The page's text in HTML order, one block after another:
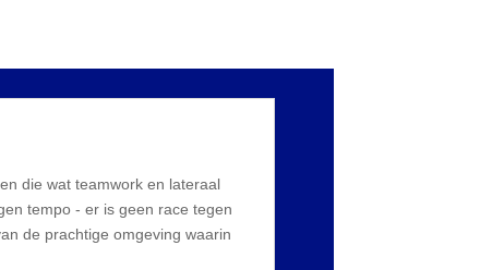
die wat teamwork en lateraal
tempo - er is geen race tegen
de prachtige omgeving waarin